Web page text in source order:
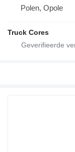
Polen, Opole
Truck Cores